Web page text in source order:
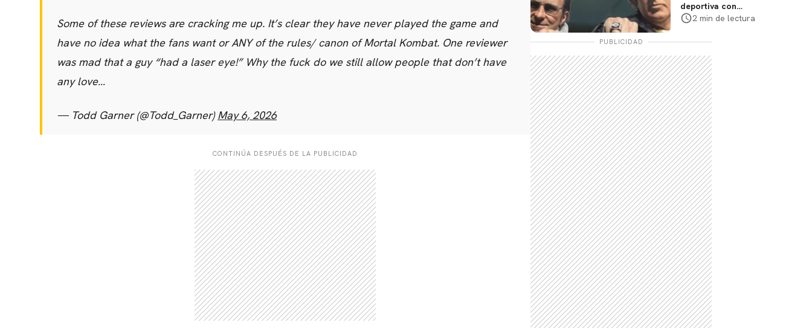
Some of these reviews are cracking me up. It’s clear they have never played the game and
have no idea what the fans want or ANY of the rules/ canon of Mortal Kombat. One reviewer
was mad that a guy “had a laser eye!” Why the fuck do we still allow people that don’t have
any love…
— Todd Garner (@Todd_Garner)May 6, 2026
CONTINÚA DESPUÉS DE LA PUBLICIDAD
deportiva con
Nicolas Cage tendrá
cines
2 min de lectura
PUBLICIDAD